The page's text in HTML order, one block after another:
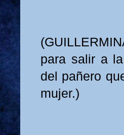
para salir a
del pañero
mujer.)